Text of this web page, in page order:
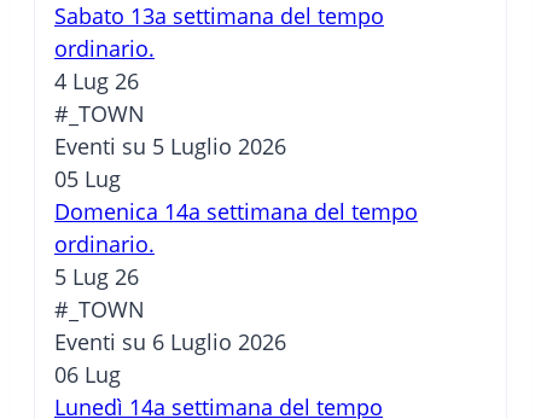
Sabato 13a settimana del tempo
ordinario.
4 Lug 26
#_TOWN
Eventi su 5 Luglio 2026
05 Lug
Domenica 14a settimana del tempo
ordinario.
5 Lug 26
#_TOWN
Eventi su 6 Luglio 2026
06 Lug
Lunedì 14a settimana del tempo